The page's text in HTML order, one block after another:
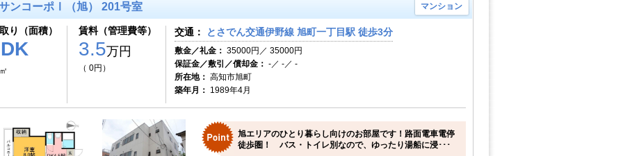
ンコーポⅠ（旭） 201号室 マンション
り（面積） 賃料（管理費等）
3.5万円
（ 0円）
交通： とさでん交通伊野線 旭町一丁目駅 徒歩3分
敷金／礼金： 35000円／ 35000円
保証金／敷引／償却金： -／ -／ -
所在地： 高知市旭町
築年月： 1989年4月
旭エリアのひとり暮らし向けのお部屋です！路面電車電停
徒歩圏！ バス・トイレ別なので、ゆったり湯船に浸･･･